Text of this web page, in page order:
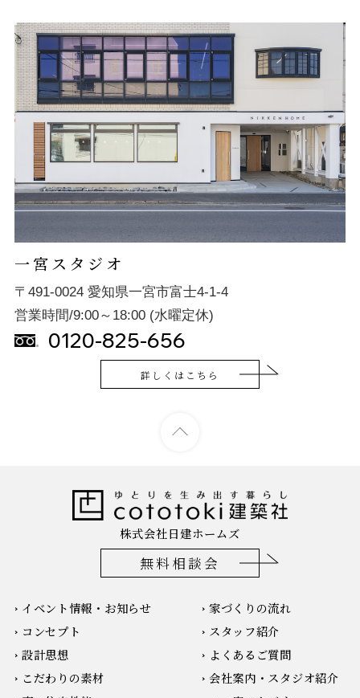
一宮スタジオ
〒491-0024 愛知県一宮市富士4-1-4
営業時間/9:00～18:00 (水曜定休)
0120-825-656
詳しくはこちら
株式会社日建ホームズ
無料相談会
イベント情報・お知らせ
コンセプト
設計思想
こだわりの素材
家づくりの流れ
スタッフ紹介
よくあるご質問
会社案内・スタジオ紹介